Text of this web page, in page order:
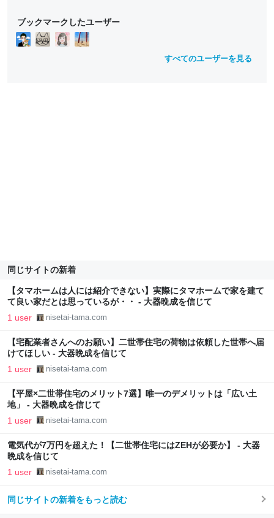
ブックマークしたユーザー
すべてのユーザーを見る
同じサイトの新着
【タマホームは人には紹介できない】実際にタマホームで家を建て
て良い家だとは思っているが・・ - 大器晩成を信じて
1 user nisetai-tama.com
【宅配業者さんへのお願い】二世帯住宅の荷物は依頼した世帯へ届
けてほしい - 大器晩成を信じて
1 user nisetai-tama.com
【平屋×二世帯住宅のメリット7選】唯一のデメリットは「広い土
地」 - 大器晩成を信じて
1 user nisetai-tama.com
電気代が7万円を超えた！【二世帯住宅にはZEHが必要か】 - 大器
晩成を信じて
1 user nisetai-tama.com
同じサイトの新着をもっと読む